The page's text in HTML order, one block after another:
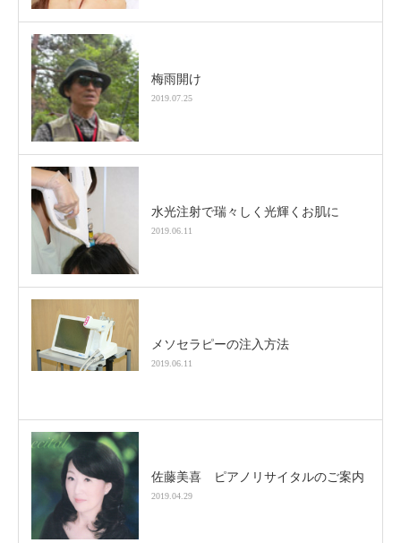
梅雨開け
2019.07.25
水光注射で瑞々しく光輝くお肌に
2019.06.11
メソセラピーの注入方法
2019.06.11
佐藤美喜 ピアノリサイタルのご案内
2019.04.29